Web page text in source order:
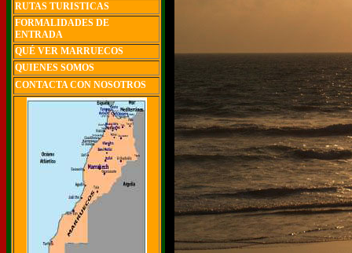
RUTAS TURISTICAS
FORMALIDADES DE
ENTRADA
QUÉ VER MARRUECOS
QUIENES SOMOS
CONTACTA CON NOSOTROS